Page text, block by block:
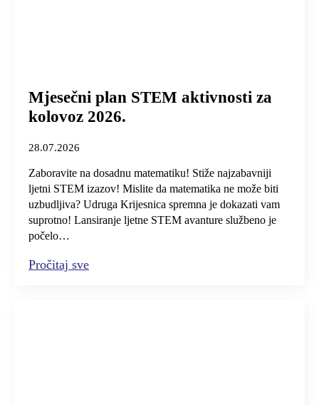
Mjesečni plan STEM aktivnosti za
kolovoz 2026.
28.07.2026
Zaboravite na dosadnu matematiku! Stiže najzabavniji
ljetni STEM izazov! Mislite da matematika ne može biti
uzbudljiva? Udruga Krijesnica spremna je dokazati vam
suprotno! Lansiranje ljetne STEM avanture službeno je
počelo…
Pročitaj sve